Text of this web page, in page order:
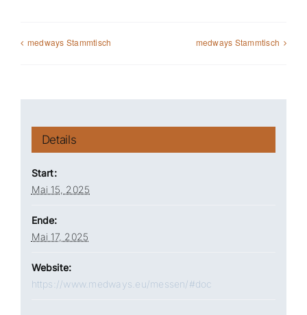
medways Stammtisch medways Stammtisch
Details
Start:
Mai 15, 2025
Ende:
Mai 17, 2025
Website:
https://www.medways.eu/messen/#doc